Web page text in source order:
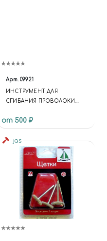
Арт. 09921
ИНСТРУМЕНТ ДЛЯ
СГИБАНИЯ ПРОВОЛОКИ
от 500 ₽
jas